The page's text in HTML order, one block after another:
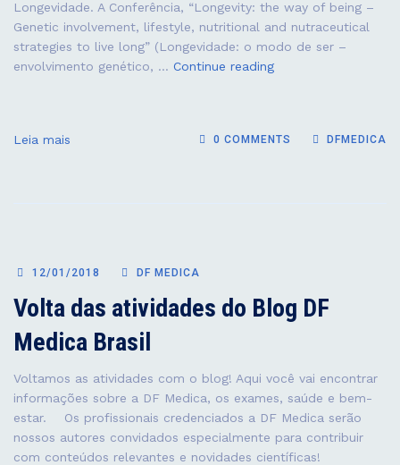
Longevidade. A Conferência, “Longevity: the way of being –
Genetic involvement, lifestyle, nutritional and nutraceutical
strategies to live long” (Longevidade: o modo de ser –
envolvimento genético, … Continue readingCONFERÊNCIA
WAY
Leia mais 0 COMMENTS DFMEDICA
12/01/2018 DF MEDICA
Volta das atividades do Blog DF
Medica Brasil
Voltamos as atividades com o blog! Aqui você vai encontrar
informações sobre a DF Medica, os exames, saúde e bem-
estar. ⠀ Os profissionais credenciados a DF Medica serão
nossos autores convidados especialmente para contribuir
com conteúdos relevantes e novidades científicas! ⠀⠀